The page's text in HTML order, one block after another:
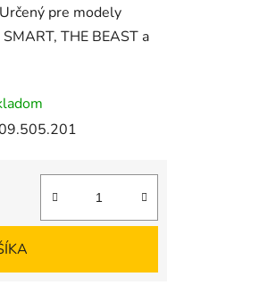
pre modely
THE BEAST a